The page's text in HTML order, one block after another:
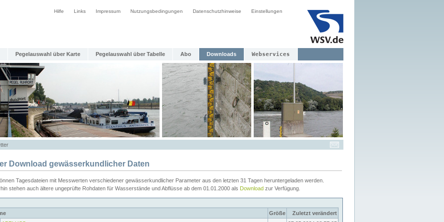
Hilfe Links Impressum Nutzungsbedingungen Datenschutzhinweise Einstellungen
Pegelauswahl über Karte Pegelauswahl über Tabelle Abo Downloads Webservices
Download gewässerkundlicher Daten
Tagesdateien mit Messwerten verschiedener gewässerkundlicher Parameter aus den letzten 31 Tagen heruntergeladen werden.
stehen auch ältere ungeprüfte Rohdaten für Wasserstände und Abflüsse ab dem 01.01.2000 als Download zur Verfügung.
Größe
Zuletzt verändert